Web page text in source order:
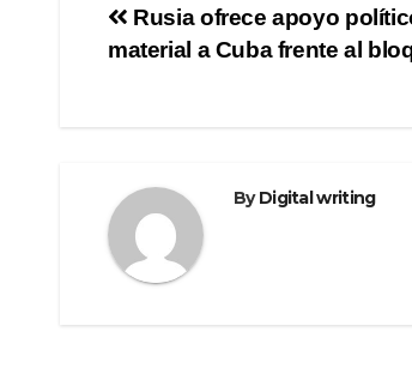
b
a
Post
Rusia ofrece apoyo
material a Cuba frente al
ByDigital writing